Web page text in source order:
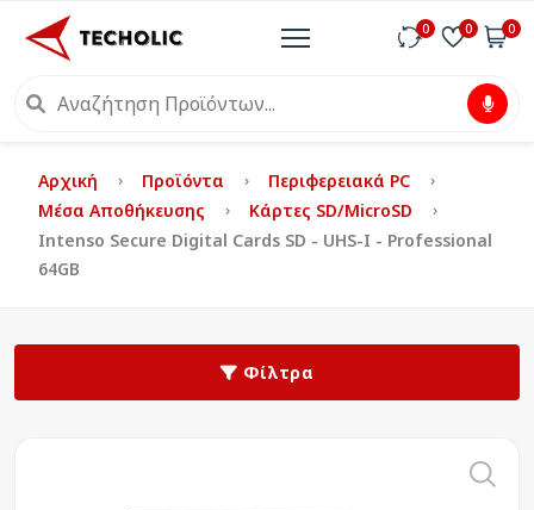
0 0 0
Αρχική Προϊόντα
Περιφερειακά PC
Μέσα Αποθήκευσης
Κάρτες SD/microSD
Intenso Secure Digital Cards SD - UHS-I - Professional
64GB
Φίλτρα